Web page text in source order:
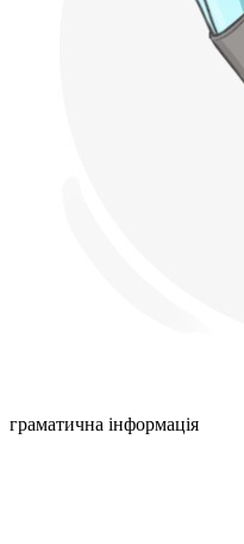
граматична інформація